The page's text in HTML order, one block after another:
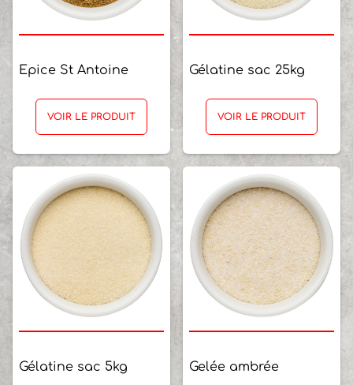
Epice St Antoine
VOIR LE PRODUIT
Gélatine sac 25kg
VOIR LE PRODUIT
Gélatine sac 5kg Gelée ambrée